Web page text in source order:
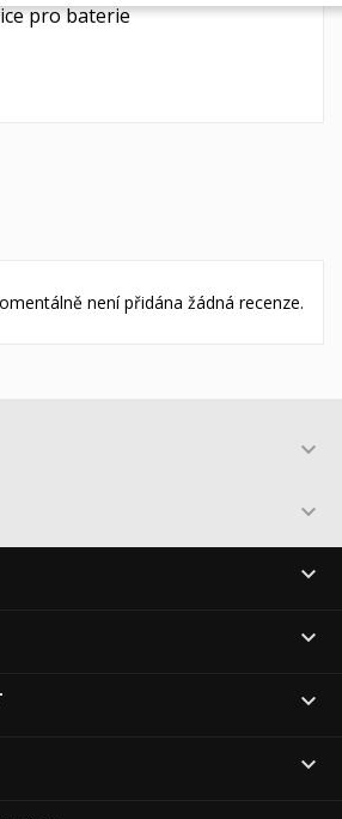
pro baterie
není přidána žádná recenze.





